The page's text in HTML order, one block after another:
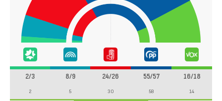
2/3 8/9 24/26 55/57 16/18
2 5 30 58 14